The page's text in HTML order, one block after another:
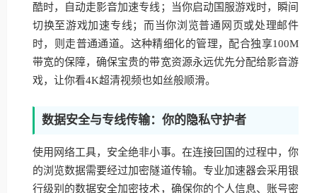
酷时，自动走影音加速专线；当你启动国服游戏时，瞬间
切换至游戏加速专线；而当你浏览普通网页或处理邮件
时，则走普通通道。这种精细化的管理，配合独享100M
带宽的保障，确保宝贵的带宽资源永远优先分配给影音游
戏，让你看4K超清视频也如丝般顺滑。
数据安全与专线传输：你的隐私守护者
使用网络工具，安全绝非小事。在连接回国的过程中，你
的浏览数据需要经过加密隧道传输。专业加速器会采用银
行级别的数据安全加密技术，确保你的个人信息、账号密